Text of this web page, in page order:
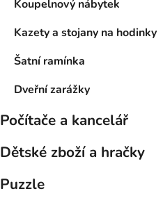
Koupelnový nábytek
Kazety a stojany na hodinky
Šatní ramínka
Dveřní zarážky
Počítače a kancelář
Dětské zboží a hračky
Puzzle